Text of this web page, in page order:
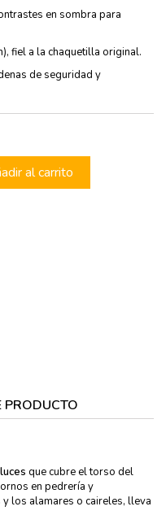
en sombra para
fiel a la chaquetilla original.
de seguridad y
al carrito
PRODUCTO
que cubre el torso del
en pedrería y
los alamares o caireles, lleva